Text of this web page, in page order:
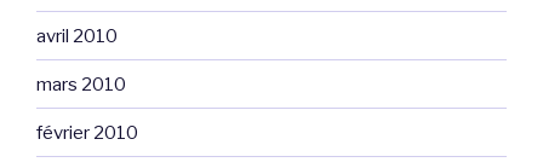
avril 2010
mars 2010
février 2010